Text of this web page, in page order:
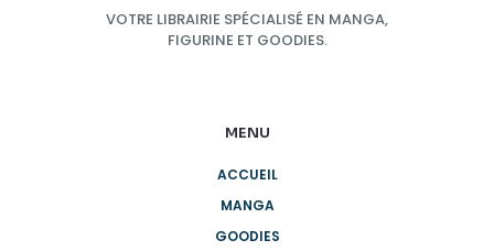
VOTRE LIBRAIRIE SPÉCIALISÉ EN MANGA,
FIGURINE ET GOODIES.
MENU
ACCUEIL
MANGA
GOODIES